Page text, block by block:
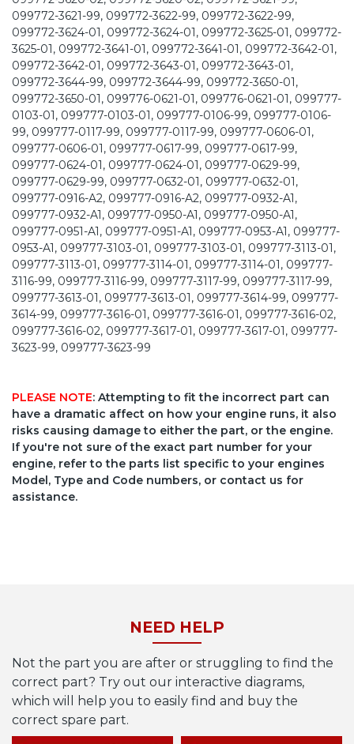
099772-3621-99, 099772-3622-99, 099772-3622-99,
099772-3624-01, 099772-3624-01, 099772-3625-01, 099772-
3625-01, 099772-3641-01, 099772-3641-01, 099772-3642-01,
099772-3642-01, 099772-3643-01, 099772-3643-01,
099772-3644-99, 099772-3644-99, 099772-3650-01,
099772-3650-01, 099776-0621-01, 099776-0621-01, 099777-
0103-01, 099777-0103-01, 099777-0106-99, 099777-0106-
99, 099777-0117-99, 099777-0117-99, 099777-0606-01,
099777-0606-01, 099777-0617-99, 099777-0617-99,
099777-0624-01, 099777-0624-01, 099777-0629-99,
099777-0629-99, 099777-0632-01, 099777-0632-01,
099777-0916-A2, 099777-0916-A2, 099777-0932-A1,
099777-0932-A1, 099777-0950-A1, 099777-0950-A1,
099777-0951-A1, 099777-0951-A1, 099777-0953-A1, 099777-
0953-A1, 099777-3103-01, 099777-3103-01, 099777-3113-01,
099777-3113-01, 099777-3114-01, 099777-3114-01, 099777-
3116-99, 099777-3116-99, 099777-3117-99, 099777-3117-99,
099777-3613-01, 099777-3613-01, 099777-3614-99, 099777-
3614-99, 099777-3616-01, 099777-3616-01, 099777-3616-02,
099777-3616-02, 099777-3617-01, 099777-3617-01, 099777-
3623-99, 099777-3623-99
PLEASE NOTE: Attempting to fit the incorrect part can
have a dramatic affect on how your engine runs, it also
risks causing damage to either the part, or the engine.
If you're not sure of the exact part number for your
engine, refer to the parts list specific to your engines
Model, Type and Code numbers, or contact us for
assistance.
NEED HELP
Not the part you are after or struggling to find the
correct part? Try out our interactive diagrams,
which will help you to easily find and buy the
correct spare part.